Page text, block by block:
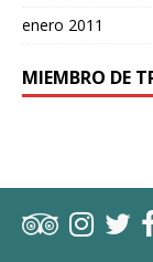
enero 2011
MIEMBRO DE